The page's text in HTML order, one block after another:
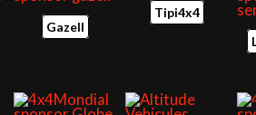
Gazell
Tipi4x4